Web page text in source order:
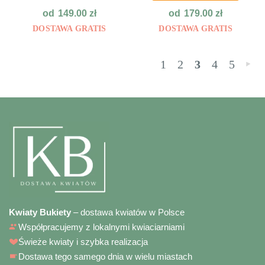
od 149.00 zł
DOSTAWA GRATIS
od 179.00zł
DOSTAWA GRATIS
1 2 3 4 5 »
Kwiaty Bukiety – dostawa kwiatów w Polsce
Współpracujemy z lokalnymi kwiaciarniami
Świeże kwiaty i szybka realizacja
Dostawa tego samego dnia w wielu miastach